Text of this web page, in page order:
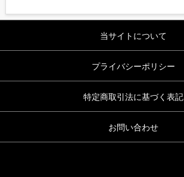
当サイトについて
プライバシーポリシー
特定商取引法に基づく表記
お問い合わせ